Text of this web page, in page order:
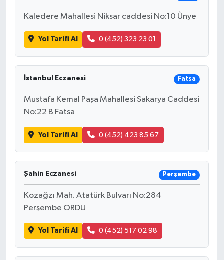
Kaledere Mahallesi Niksar caddesi No:10 Ünye
Yol Tarifi Al 0 (452) 323 23 01
İstanbul Eczanesi Fatsa
Mustafa Kemal Paşa Mahallesi Sakarya Caddesi
No:22 B Fatsa
Yol Tarifi Al 0 (452) 423 85 67
Şahin Eczanesi Perşembe
Kozağzı Mah. Atatürk Bulvarı No:284
Perşembe ORDU
Yol Tarifi Al 0 (452) 517 02 98